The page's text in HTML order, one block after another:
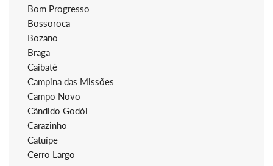
Bom Progresso
Bossoroca
Bozano
Braga
Caibaté
Campina das Missões
Campo Novo
Cândido Godói
Carazinho
Catuípe
Cerro Largo